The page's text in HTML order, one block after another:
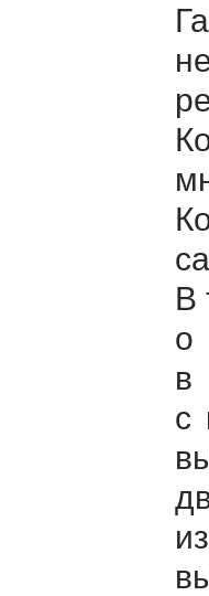
В
о
в
с